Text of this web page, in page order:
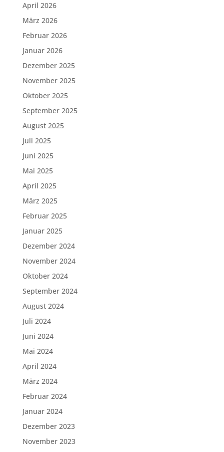
April 2026
März 2026
Februar 2026
Januar 2026
Dezember 2025
November 2025
Oktober 2025
September 2025
August 2025
Juli 2025
Juni 2025
Mai 2025
April 2025
März 2025
Februar 2025
Januar 2025
Dezember 2024
November 2024
Oktober 2024
September 2024
August 2024
Juli 2024
Juni 2024
Mai 2024
April 2024
März 2024
Februar 2024
Januar 2024
Dezember 2023
November 2023